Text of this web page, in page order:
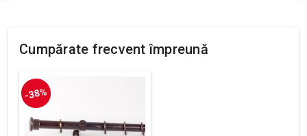
Cumpărate frecvent împreună
-38%